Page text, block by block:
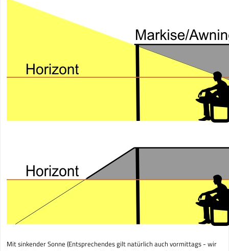
Mit sinkender Sonne (Entsprechendes gilt natürlich auch vormittags - wir